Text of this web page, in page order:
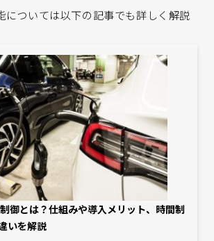
については以下の記事でも詳しく解説
御とは？仕組みや導入メリット、時間制
いを解説